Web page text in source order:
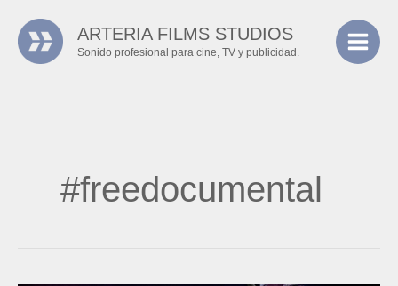
contenido
ARTERIA FILMS STUDIOS
Sonido profesional para cine, TV y publicidad.
#freedocumental